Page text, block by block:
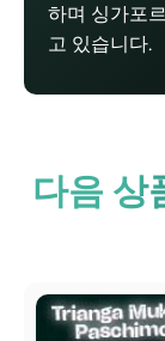
하며 싱가포
고 있습니다.
다음 상